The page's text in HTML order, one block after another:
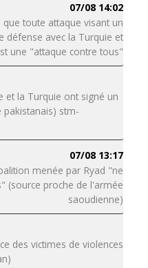
07/08 14:02
toute attaque visant un
défense avec la Turquie et
une "attaque contre tous"
et la Turquie ont signé un
pakistanais) stm-
07/08 13:17
menée par Ryad "ne
(source proche de l'armée
saoudienne)
des victimes de violences